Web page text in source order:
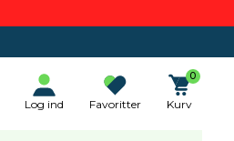
Log ind Favoritter
0
Kurv